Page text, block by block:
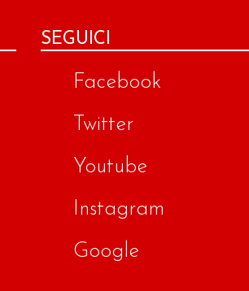
SEGUICI
Facebook
Twitter
Youtube
Instagram
Google